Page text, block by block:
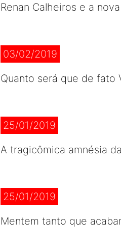
Renan Calheiros e a
03/02/2019
Quanto será que de fato
25/01/2019
A tragicômica amnésia
25/01/2019
Mentem tanto que